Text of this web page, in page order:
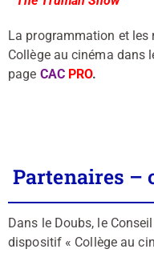
La programmation et les
Collège au cinéma dans
page CAC PRO.
Partenaires –
Dans le Doubs, le
dispositif « Collège au